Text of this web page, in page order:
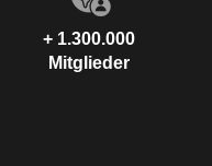
+ 1.300.000
Mitglieder